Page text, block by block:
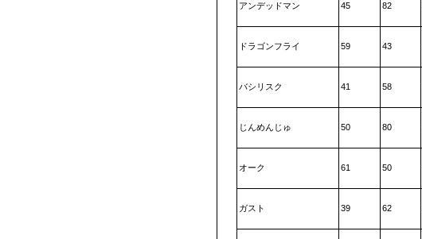
アンデッドマン 45 82
ドラゴンフライ 59 43
バシリスク 41 58
じんめんじゅ 50 80
オーク 61 50
ガスト 39 62